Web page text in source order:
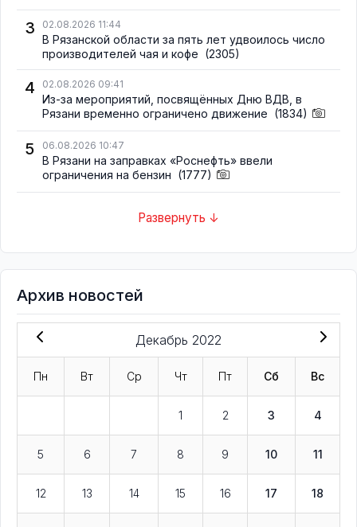
3 02.08.2026 11:44
В Рязанской области за пять лет удвоилось число
производителей чая и кофе (2305)
4 02.08.2026 09:41
Из-за мероприятий, посвящённых Дню ВДВ, в
Рязани временно ограничено движение (1834)
5 06.08.2026 10:47
В Рязани на заправках «Роснефть» ввели
ограничения на бензин (1777)
Развернуть ↓
Архив новостей
Декабрь 2022
Пн Вт Ср Чт Пт Сб Вс
1 2 3 4
5 6 7 8 9 10 11
12 13 14 15 16 17 18